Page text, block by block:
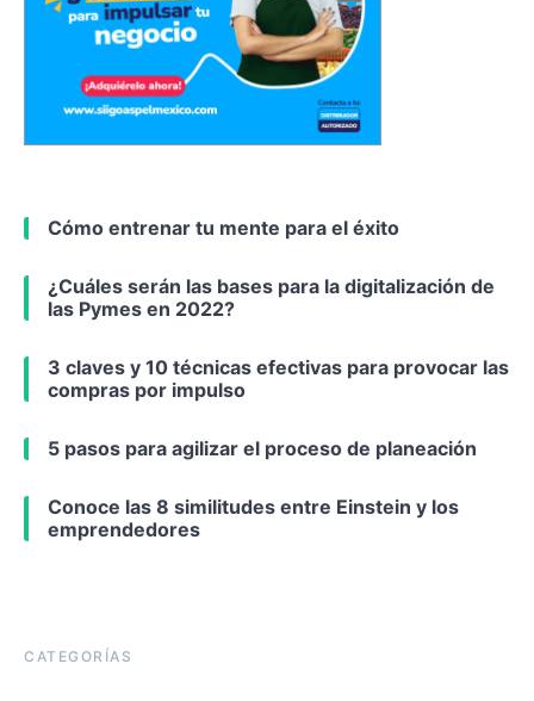
Cómo entrenar tu mente para el éxito
¿Cuáles serán las bases para la digitalización de
las Pymes en 2022?
3 claves y 10 técnicas efectivas para provocar las
compras por impulso
5 pasos para agilizar el proceso de planeación
Conoce las 8 similitudes entre Einstein y los
emprendedores
CATEGORÍAS